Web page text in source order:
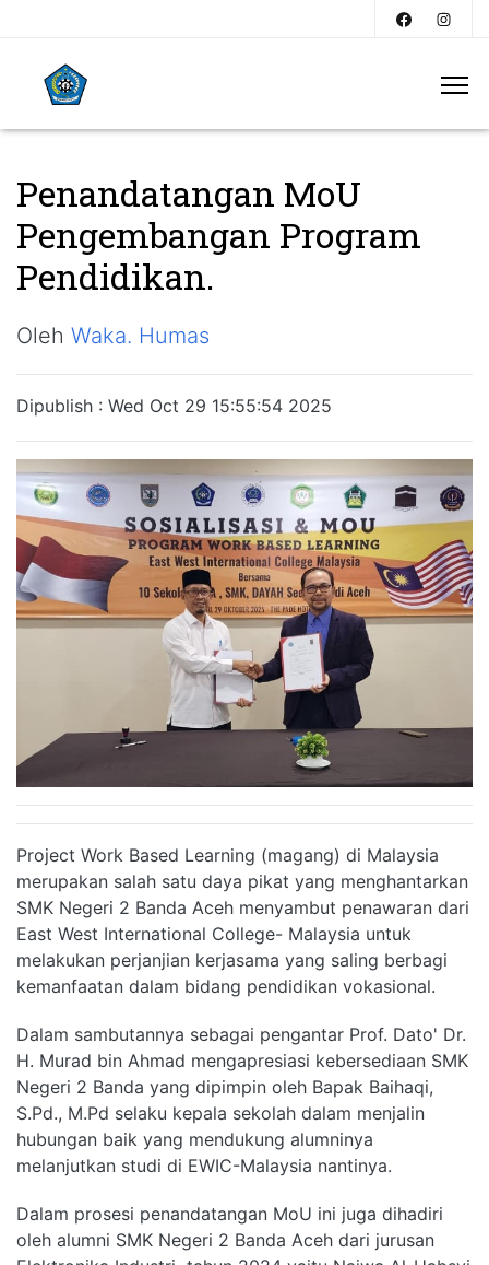
Penandatangan MoU
Pengembangan Program
Pendidikan.
Oleh Waka. Humas
Dipublish : Wed Oct 29 15:55:54 2025
Project Work Based Learning (magang) di Malaysia
merupakan salah satu daya pikat yang menghantarkan
SMK Negeri 2 Banda Aceh menyambut penawaran dari
East West International College- Malaysia untuk
melakukan perjanjian kerjasama yang saling berbagi
kemanfaatan dalam bidang pendidikan vokasional.
Dalam sambutannya sebagai pengantar Prof. Dato' Dr.
H. Murad bin Ahmad mengapresiasi kebersediaan SMK
Negeri 2 Banda yang dipimpin oleh Bapak Baihaqi,
S.Pd., M.Pd selaku kepala sekolah dalam menjalin
hubungan baik yang mendukung alumninya
melanjutkan studi di EWIC-Malaysia nantinya.
Dalam prosesi penandatangan MoU ini juga dihadiri
oleh alumni SMK Negeri 2 Banda Aceh dari jurusan